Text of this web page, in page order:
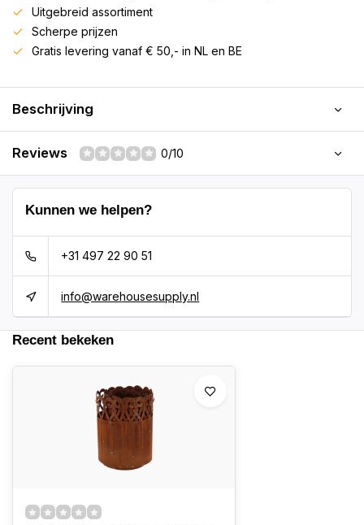
Uitgebreid assortiment
Scherpe prijzen
Gratis levering vanaf € 50,- in NL en BE
Beschrijving
Reviews 0/10
Kunnen we helpen?
+31 497 22 90 51
info@warehousesupply.nl
Recent bekeken